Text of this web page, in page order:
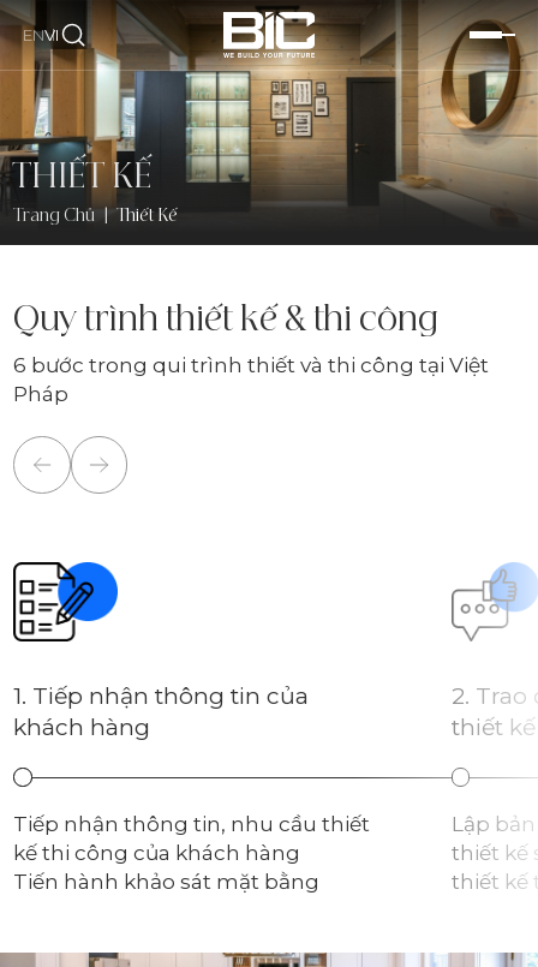
ENVI
THIẾT KẾ
Trang Chủ Thiết Kế
Quy trình thiết kế & thi công
6 bước trong qui trình thiết và thi công tại Việt
Pháp
1. Tiếp nhận thông tin của
khách hàng
Tiếp nhận thông tin, nhu cầu thiết
kế thi công của khách hàng
Tiến hành khảo sát mặt bằng
2.
thiết kế
Lập
thiết kế